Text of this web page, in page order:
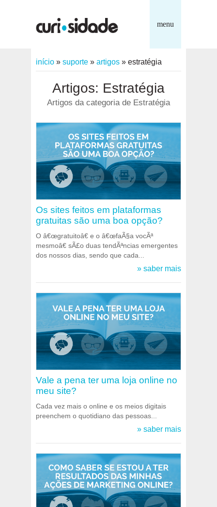
menu
início » suporte » artigos » estratégia
Artigos: Estratégia
Artigos da categoria de Estratégia
Os sites feitos em plataformas
gratuitas são uma boa opção?
O â€œgratuitoâ€ e o â€œfaÃ§a vocÃª
mesmoâ€ sÃ£o duas tendÃªncias emergentes
dos nossos dias, sendo que cada...
» saber mais
Vale a pena ter uma loja online no
meu site?
Cada vez mais o online e os meios digitais
preenchem o quotidiano das pessoas...
» saber mais